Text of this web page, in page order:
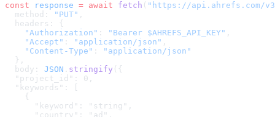
const response = await fetch ( " https://api.ahrefs.com/
  method:
"PUT" ,
  headers: {
    "Authorization"
: "Bearer $AHREFS_API_KEY" ,
    "Accept"
: "application/json" ,
    "Content-Type"
:
"application/json"
  },
  body:
JSON . stringify ( {
  "project_id": 0,
  "keywords": [
    {
      "keyword": "string",
      "country": "ad",